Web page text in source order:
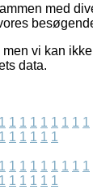
med
vi kan
data.
1 1 1 1 1 1 1 1 1
1 1 1 1 1 1
1 1 1 1 1 1 1 1 1
1 1 1 1 1 1